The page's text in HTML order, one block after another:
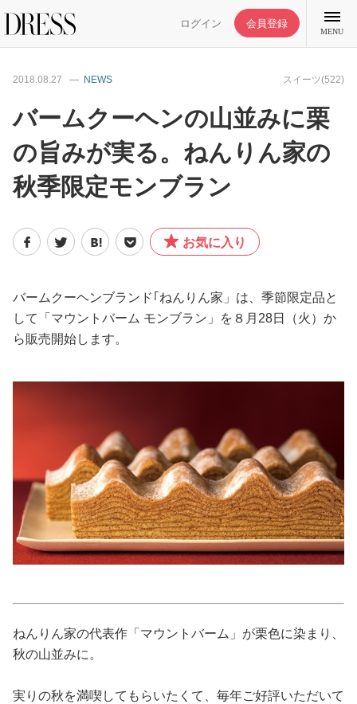
ログイン 会員登録
MENU
特集記事
DRESS部活
ライフスタイル
ファッション
恋愛/結婚/離婚
ワークスタイル
妊娠/出産/家族
ココロ/カラダ
2018.08.27 NEWS スイーツ(522)
バームクーヘンの山並みに栗
の旨みが実る。ねんりん家の
秋季限定モンブラン
お気に入り
バームクーヘンブランド｢ねんりん家」は、季節限定品と
して「マウントバーム モンブラン」を８月28日（火）か
ら販売開始します。
ねんりん家の代表作「マウントバーム」が栗色に染まり、
秋の山並みに。
実りの秋を満喫してもらいたくて、毎年ご好評いただいて